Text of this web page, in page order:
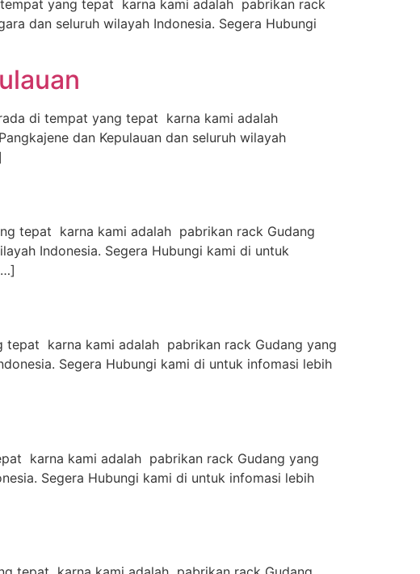
tempat yang tepat karna kami adalah pabrikan rack
dan seluruh wilayah Indonesia. Segera Hubungi
di tempat yang tepat karna kami adalah
dan Kepulauan dan seluruh wilayah
tepat karna kami adalah pabrikan rack Gudang
Indonesia. Segera Hubungi kami di untuk
tepat karna kami adalah pabrikan rack Gudang yang
Segera Hubungi kami di untuk infomasi lebih
karna kami adalah pabrikan rack Gudang yang
Segera Hubungi kami di untuk infomasi lebih